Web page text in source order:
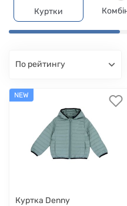
Куртки
по рейтингу
NEW
Куртка Denny